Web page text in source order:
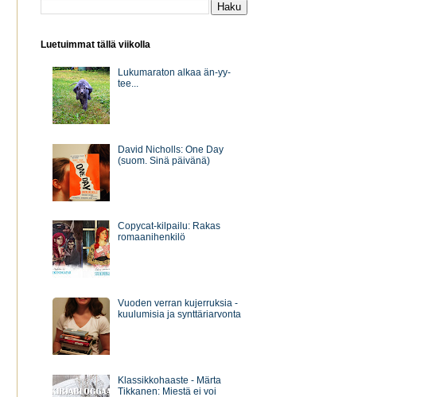
Luetuimmat tällä viikolla
Lukumaraton alkaa än-yy-
tee...
David Nicholls: One Day
(suom. Sinä päivänä)
Copycat-kilpailu: Rakas
romaanihenkilö
Vuoden verran kujerruksia -
kuulumisia ja synttäriarvonta
Klassikkohaaste - Märta
Tikkanen: Miestä ei voi